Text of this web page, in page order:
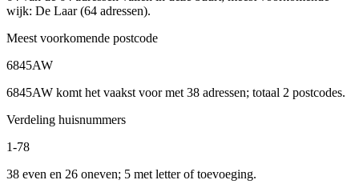
wijk: De Laar (64 adressen).
Meest voorkomende postcode
6845AW
6845AW komt het vaakst voor met 38 adressen; totaal 2 postcodes.
Verdeling huisnummers
1-78
38 even en 26 oneven; 5 met letter of toevoeging.